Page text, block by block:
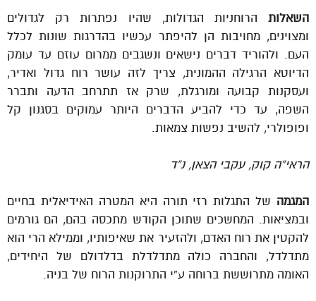
השאלות הרוחניות הגדולות, שהיו נפתרות רק לגדולים
ומצוינים, מחויבות הן להיפתר עכשיו בהדרגות שונות לכלל
העם. ולהוריד דברים נישאים ונשגבים ממרום עוזם עד עומק
הדיוטא הרגילה ההמונית, צריך לזה עושר רוח גדול ואדיר,
ועסקנות קבועה ומורגלת, שרק אז תתרחב הדעה ותברר
השפה, עד כדי להביע הדברים היותר עמוקים בסגנון קל
ופופולרי, להשיב נפשות צמאות.
הראי”ה קוק, עקבי הצאן, נ”ד
המגמה של התגלות רזי תורה היא המטרה האידיאלית בחיים
ובמציאות. המחשכים שתוכן הקודש מתכסה בהם, הם גורמים
להקטין את רוח האדם, ולהזעיר את שאיפותיו, וממילא הרי הוא
מתדלדל, והחברה כולה מתדלדלת בדלדולם של היחידים,
האומה מתרוששת ברוחה ע”י התרוקנות הרוח של בניה.